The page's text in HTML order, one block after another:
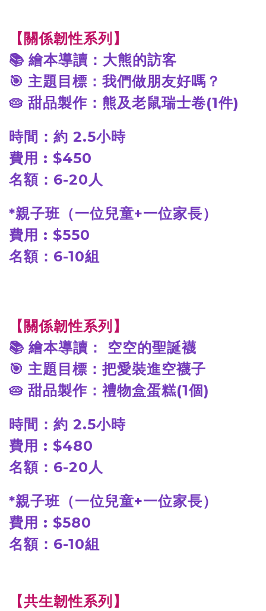
【關係韌性系列】
📚 繪本導讀：大熊的訪客
🎯 主題目標：我們做朋友好嗎？
🥧 甜品製作：熊及老鼠瑞士卷(1件)
時間：約 2.5小時
費用 : $450
名額：6-20人
*親子班（一位兒童+一位家長）
費用 : $550
名額：6-10組
【關係韌性系列】
📚 繪本導讀： 空空的聖誕襪
🎯 主題目標：把愛裝進空襪子
🥧 甜品製作：禮物盒蛋糕(1個)
時間：約 2.5小時
費用 : $480
名額：6-20人
*親子班（一位兒童+一位家長）
費用 : $580
名額：6-10組
【共生韌性系列】